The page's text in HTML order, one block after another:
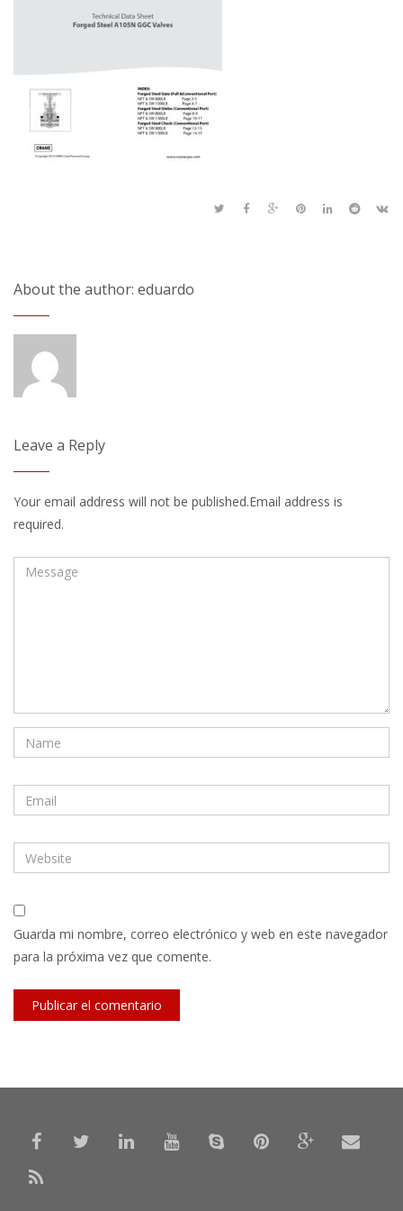
About the author: eduardo
Leave a Reply
Your email address will not be published.Email address is
required.
Guarda mi nombre, correo electrónico y web en este navegador
para la próxima vez que comente.